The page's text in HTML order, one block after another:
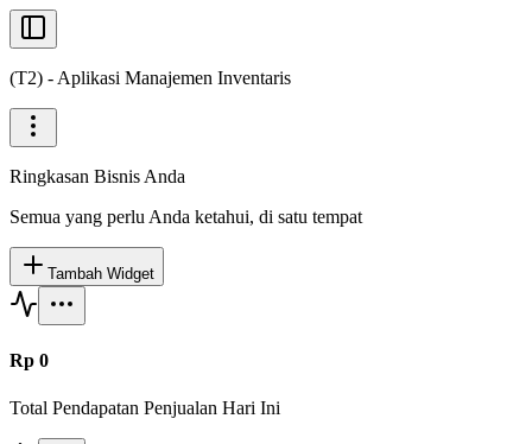
(T2) - Aplikasi Manajemen Inventaris
Ringkasan Bisnis Anda
Semua yang perlu Anda ketahui, di satu tempat
Tambah Widget
Rp 0
Total Pendapatan Penjualan Hari Ini